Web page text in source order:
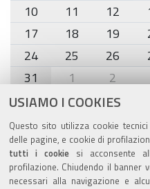
USIAMO I COOKIES
Questo sito utilizza cookie
delle pagine, e cookie di
tutti i cookiesi acconsente
profilazione. Chiudendo il banner
necessari alla navigazione e
10
11 12
17
18 19
24
25 26
31
1 2
Agenda eventi
torna alla sezione